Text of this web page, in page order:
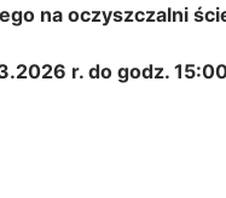
na oczyszczalni
r. do godz.